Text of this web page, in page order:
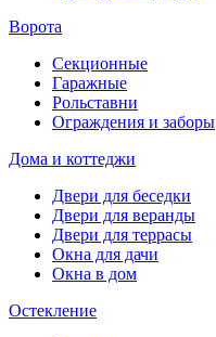
Ворота
Секционные
Гаражные
Рольставни
Ограждения и заборы
Дома и коттеджи
Двери для беседки
Двери для веранды
Двери для террасы
Окна для дачи
Окна в дом
Остекление